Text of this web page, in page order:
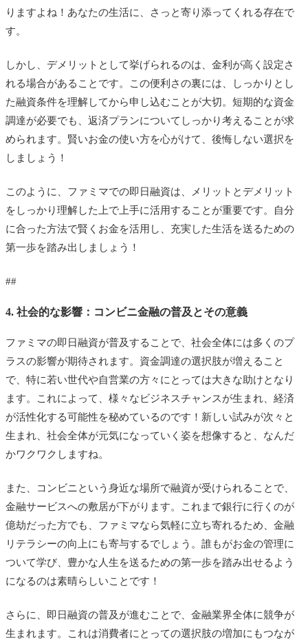
りますよね！あなたの生活に、さっと寄り添ってくれる存在で
す。
しかし、デメリットとして挙げられるのは、金利が高く設定さ
れる場合があることです。この便利さの裏には、しっかりとし
た融資条件を理解してから申し込むことが大切。短期的な資金
調達が必要でも、返済プランについてしっかり考えることが求
められます。賢いお金の使い方を心がけて、後悔しない選択を
しましょう！
このように、ファミマでの即日融資は、メリットとデメリット
をしっかり理解した上で上手に活用することが重要です。自分
に合った方法で賢くお金を活用し、充実した生活を送るための
第一歩を踏み出しましょう！
##
4. 社会的な影響：コンビニ金融の普及とその意義
ファミマの即日融資が普及することで、社会全体には多くのプ
ラスの影響が期待されます。資金調達の選択肢が増えること
で、特に若い世代や自営業の方々にとっては大きな助けとなり
ます。これによって、様々なビジネスチャンスが生まれ、経済
が活性化する可能性を秘めているのです！新しい試みが次々と
生まれ、社会全体が元気になっていく姿を想像すると、なんだ
かワクワクしますね。
また、コンビニという身近な場所で融資が受けられることで、
金融サービスへの敷居が下がります。これまで銀行に行くのが
億劫だった方でも、ファミマなら気軽に立ち寄れるため、金融
リテラシーの向上にも寄与するでしょう。誰もがお金の管理に
ついて学び、豊かな人生を送るための第一歩を踏み出せるよう
になるのは素晴らしいことです！
さらに、即日融資の普及が進むことで、金融業界全体に競争が
生まれます。これは消費者にとっての選択肢の増加にもつなが